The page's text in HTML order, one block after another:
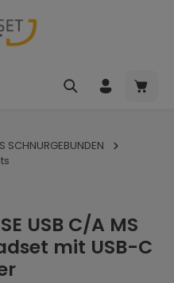
SCHNURGEBUNDEN
0 von 5 Sternen
USB C/A MS
mit USB-C